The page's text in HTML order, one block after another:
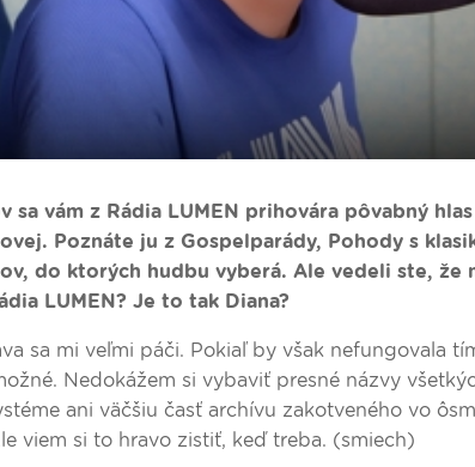
sa vám z Rádia LUMEN prihovára pôvabný
Poznáte ju z Gospelparády, Pohody s
do ktorých hudbu vyberá. Ale vedeli ste, že
LUMEN? Je to tak Diana?
sa mi veľmi páči. Pokiaľ by však nefungovala
Nedokážem si vybaviť presné názvy
ani väčšiu časť archívu zakotveného vo
viem si to hravo zistiť, keď treba. (smiech)